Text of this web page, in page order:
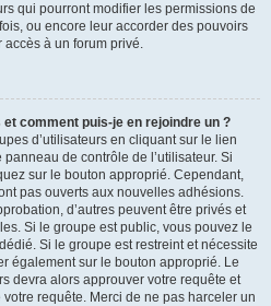
qui pourront modifier les permissions de
ou encore leur accorder des pouvoirs
à un forum privé.
comment puis-je en rejoindre un ?
d’utilisateurs en cliquant sur le lien
de contrôle de l’utilisateur. Si
sur le bouton approprié. Cependant,
pas ouverts aux nouvelles adhésions.
d’autres peuvent être privés et
Si le groupe est public, vous pouvez le
Si le groupe est restreint et nécessite
également sur le bouton approprié. Le
devra alors approuver votre requête et
requête. Merci de ne pas harceler un